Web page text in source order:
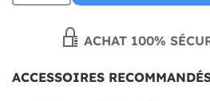
ACHAT 100%
ACCESSOIRES